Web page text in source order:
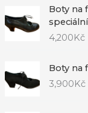
Boty na
4,200Kč
Boty na
3,900Kč